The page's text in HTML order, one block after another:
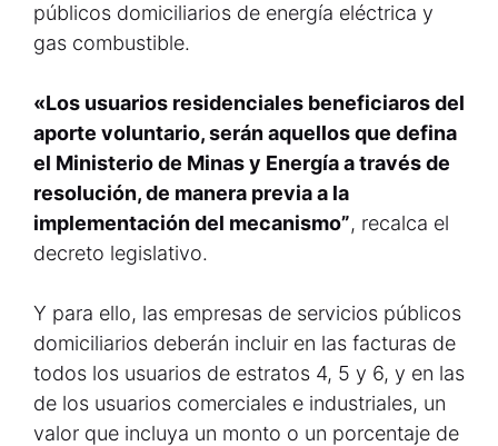
públicos domiciliarios de energía eléctrica y
gas combustible.
«Los usuarios residenciales beneficiaros del
aporte voluntario, serán aquellos que defina
el Ministerio de Minas y Energía a través de
resolución, de manera previa a la
implementación del mecanismo”, recalca el
decreto legislativo.
Y para ello, las empresas de servicios públicos
domiciliarios deberán incluir en las facturas de
todos los usuarios de estratos 4, 5 y 6, y en las
de los usuarios comerciales e industriales, un
valor que incluya un monto o un porcentaje de